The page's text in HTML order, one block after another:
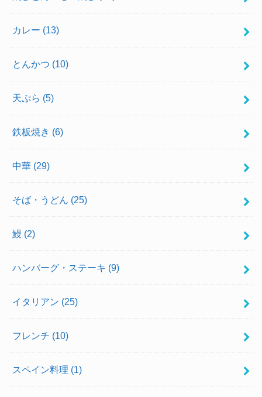
カレー (13)
とんかつ (10)
天ぷら (5)
鉄板焼き (6)
中華 (29)
そば・うどん (25)
鰻 (2)
ハンバーグ・ステーキ (9)
イタリアン (25)
フレンチ (10)
スペイン料理 (1)